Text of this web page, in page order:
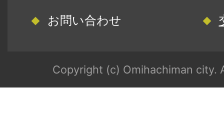
お問い合わせ
Copyright (c) Omihachiman city.